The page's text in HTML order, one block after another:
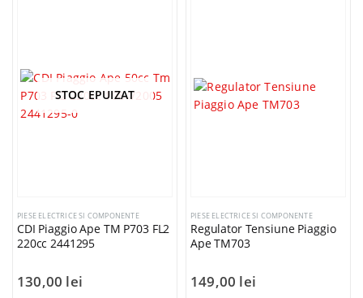
STOC EPUIZAT
PIESE ELECTRICE SI COMPONENTE
CDI Piaggio Ape TM P703 FL2
220cc 2441295
130,00 lei
PIESE ELECTRICE SI COMPONENTE
Regulator Tensiune Piaggio
Ape TM703
149,00 lei